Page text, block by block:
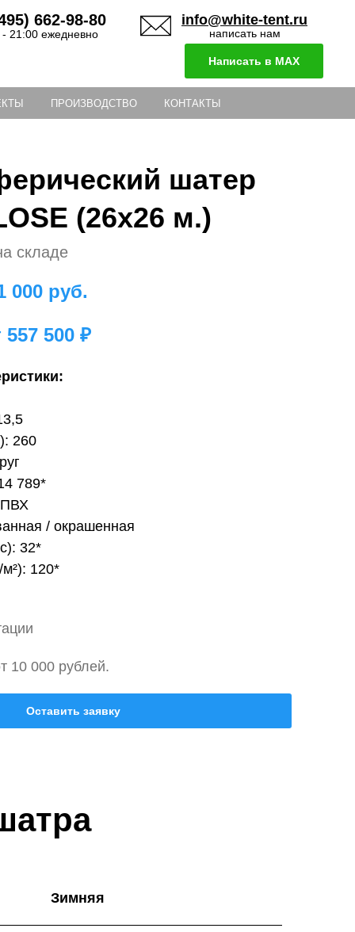
662-98-80
- 21:00 ежедневно
info@white-tent.ru
написать нам
Написать в MAX
ПРОИЗВОДСТВО КОНТАКТЫ
шатер
(26х26 м.)
складе
000 руб.
557 500 ₽
260
789*
ПВХ
/ окрашенная
32*
м²): 120*
10 000 рублей.
Оставить заявку
Зимняя